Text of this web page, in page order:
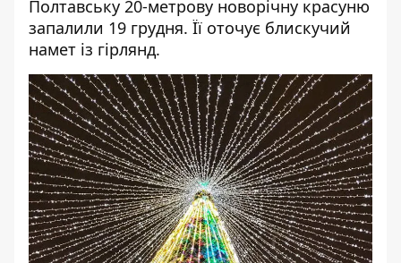
Полтавську 20-метрову новорічну красуню
запалили 19 грудня. Її оточує блискучий
намет із гірлянд.